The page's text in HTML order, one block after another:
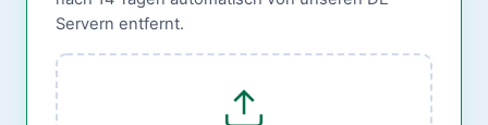
Servern entfernt.